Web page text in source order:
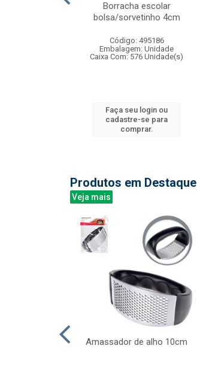
Borracha escolar
bolsa/sorvetinho 4cm
Código: 495186
Embalagem: Unidade
Caixa Com: 576 Unidade(s)
Faça seu login ou
cadastre-se para
comprar.
Produtos em Destaque
Veja mais
Amassador de alho 10cm